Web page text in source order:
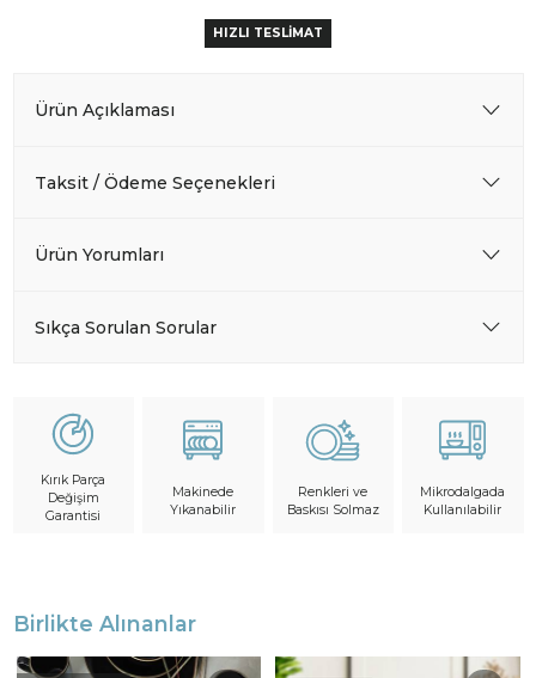
HIZLI TESLİMAT
Ürün Açıklaması
Taksit / Ödeme Seçenekleri
Ürün Yorumları
Sıkça Sorulan Sorular
Kırık Parça
Değişim
Garantisi
Makinede
Yıkanabilir
Renkleri ve
Baskısı Solmaz
Mikrodalgada
Kullanılabilir
Birlikte Alınanlar